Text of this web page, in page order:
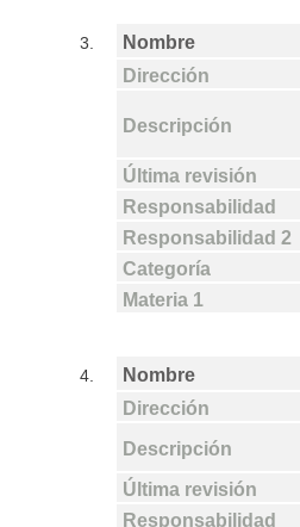
3. Nombre
Dirección
Descripción
Última revisión
Responsabilidad
Responsabilidad 2
Categoría
Materia 1
4. Nombre
Dirección
Descripción
Última revisión
Responsabilidad